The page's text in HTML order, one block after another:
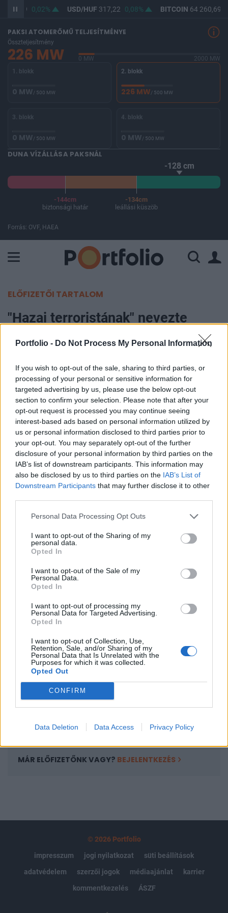
Portfolio - Do Not Process My Personal Information
If you wish to opt-out of the sale, sharing to third parties, or
processing of your personal or sensitive information for
targeted advertising by us, please use the below opt-out
section to confirm your selection. Please note that after your
opt-out request is processed you may continue seeing
interest-based ads based on personal information utilized by
us or personal information disclosed to third parties prior to
your opt-out. You may separately opt-out of the further
disclosure of your personal information by third parties on the
IAB’s list of downstream participants. This information may
also be disclosed by us to third parties on the IAB’s List of
Downstream Participants that may further disclose it to other
Personal Data Processing Opt Outs
I want to opt-out of the Sharing of my
personal data.
Opted In
I want to opt-out of the Sale of my
Personal Data.
Opted In
I want to opt-out of processing my
Personal Data for Targeted Advertising.
Opted In
I want to opt-out of Collection, Use,
Retention, Sale, and/or Sharing of my
Personal Data that Is Unrelated with the
Purposes for which it was collected.
Opted Out
CONFIRM
Data Deletion Data Access Privacy Policy
365,49 0,02% USD/HUF317,22 0,08% BITCOIN64 260,69
PAKSI ATOMERŐMŰ TELJESÍTMÉNYE
Összteljesítmény
226 MW 0 MW
2000 MW
1. blokk
0 MW/ 500 MW
2. blokk
226 MW/ 500 MW
3. blokk
0 MW/ 500 MW
4. blokk
0 MW/ 500 MW
DUNA VÍZÁLLÁSA PAKSNÁL
-128 cm
-144cm
biztonsági határ
-134cm
leállási küszöb
Forrás: OVF, HAEA
ELŐFIZETŐI TARTALOM
"Hazai terroristának" nevezte
tiltakozókat
MTI
2021. január 07. 22:03
"Hazai terroristának" nevezte csütörtökön az
előző nap az amerikai törvényhozás épületét
ostromló lázadókat Joe Biden megválasztott
amerikai elnök, aki Donald Trump távozó elnököt
okolta a fővárost megrázó erőszak miatt.
A kongresszus biztonságát megsértő Trump-támogatók
tiltakozása szerdán "nem eltérő vélemény, nem
rendetlenség, nem tiltakozás volt, hanem káosz" - mondta a
intézményeinek szétverésére irányuló tettei közvetlen
következménye volt a washingtoni támadás - jelentette ki
A keresett cikk a portfolio.hu hírarchívumához
tartozik, melynek olvasása előfizetéses
regisztrációhoz kötött.
Az előfizetés a következőket tartalmazza:
Portfolio.hu teljes cikkarchívum
Kötéslisták: BÉT elmúlt 2 év napon belüli
MÁR ELŐFIZETŐNK VAGY? BEJELENTKEZÉS
© 2026 Portfolio
impresszum
jogi nyilatkozat
süti beállítások
adatvédelem
szerzői jogok médiaajánlat
karrier
kommentkezelés
ÁSZF